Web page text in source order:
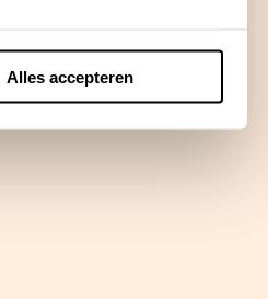
Alles accepteren